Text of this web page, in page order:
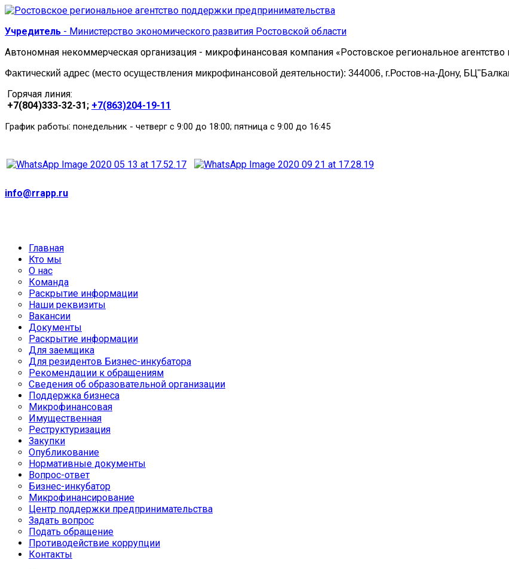
Учредитель - Министерство экономического развития Ростовской области
Автономная некоммерческая организация - микрофинансовая компания «Ростовское региональное
Фактический адрес (место осуществления микрофинансовой деятельности): 344006, г.Ростов-на-Дону,
Горячая линия:
+7(804)333-32-31; +7(863)204-19-11
График работы: понедельник - четверг с 9:00 до 18:00; пятница с 9:00 до 16:45
info@rrapp.ru
Главная
Кто мы
О нас
Команда
Раскрытие информации
Наши реквизиты
Вакансии
Документы
Раскрытие информации
Для заемщика
Для резидентов Бизнес-инкубатора
Рекомендации к обращениям
Сведения об образовательной организации
Поддержка бизнеса
Микрофинансовая
Имущественная
Реструктуризация
Закупки
Опубликование
Нормативные документы
Вопрос-ответ
Бизнес-инкубатор
Микрофинансирование
Центр поддержки предпринимательства
Задать вопрос
Подать обращение
Противодействие коррупции
Контакты